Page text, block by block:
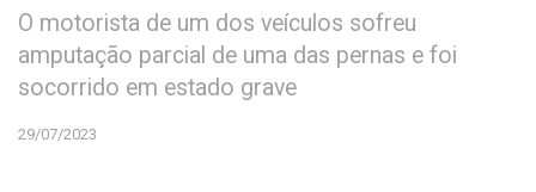
O motorista de um dos veículos sofreu
amputação parcial de uma das pernas e foi
socorrido em estado grave
29/07/2023